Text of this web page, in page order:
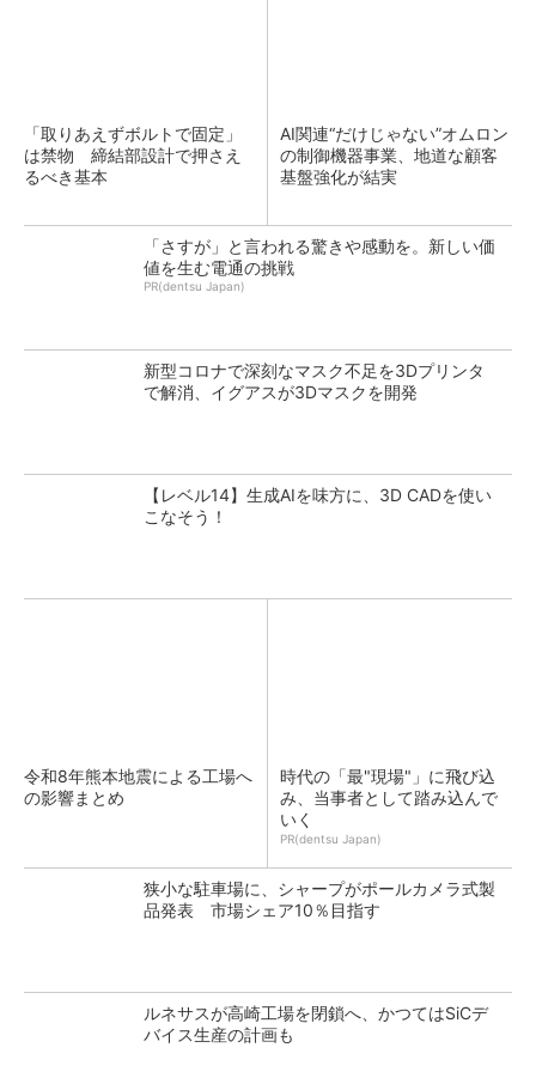
「取りあえずボルトで固定」
は禁物 締結部設計で押さえ
るべき基本
AI関連“だけじゃない”オムロン
の制御機器事業、地道な顧客
基盤強化が結実
「さすが」と言われる驚きや感動を。新しい価
値を生む電通の挑戦
PR(dentsu Japan)
新型コロナで深刻なマスク不足を3Dプリンタ
で解消、イグアスが3Dマスクを開発
【レベル14】生成AIを味方に、3D CADを使い
こなそう！
令和8年熊本地震による工場へ
の影響まとめ
時代の「最"現場"」に飛び込
み、当事者として踏み込んで
いく
PR(dentsu Japan)
狭小な駐車場に、シャープがポールカメラ式製
品発表 市場シェア10％目指す
ルネサスが高崎工場を閉鎖へ、かつてはSiCデ
バイス生産の計画も